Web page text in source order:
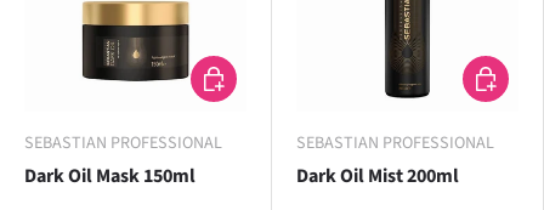
SEBASTIAN PROFESSIONAL
Dark Oil Mask 150ml
LEGG I HANDLEKURV
SEBASTIAN PROFESSIONAL
Dark Oil Mist 200ml
LEGG I